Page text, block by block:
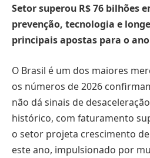
Setor superou R$ 76 bilhões
prevenção, tecnologia e
principais apostas para o
O Brasil é um dos maiores
os números de 2026
não dá sinais de
histórico, com faturamento
o setor projeta crescimento
este ano, impulsionado por